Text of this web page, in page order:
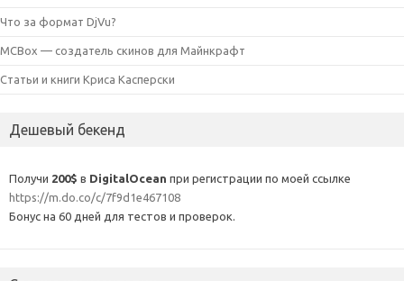
Что за формат DjVu?
MCBox — создатель скинов для Майнкрафт
Статьи и книги Криса Касперски
Дешевый бекенд
Получи 200$ в DigitalOcean при регистрации по моей ссылке
https://m.do.co/c/7f9d1e467108
Бонус на 60 дней для тестов и проверок.